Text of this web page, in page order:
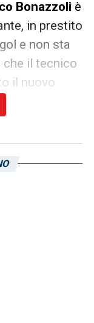
Bonazzoli è
in prestito
e non sta
il tecnico
il nuovo